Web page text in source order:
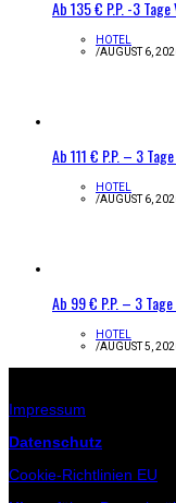
Ab 135 € P.P. -3
HOTEL
/AUGUST 6,
Ab 111 € P.P. – 3
HOTEL
/AUGUST 6,
Ab 99 € P.P. – 3
HOTEL
/AUGUST 5,
Impressum
Datenschutz
Cookie-Richtlinien EU